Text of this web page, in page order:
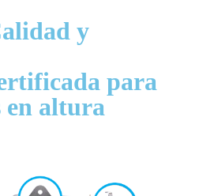
y
para
en altura